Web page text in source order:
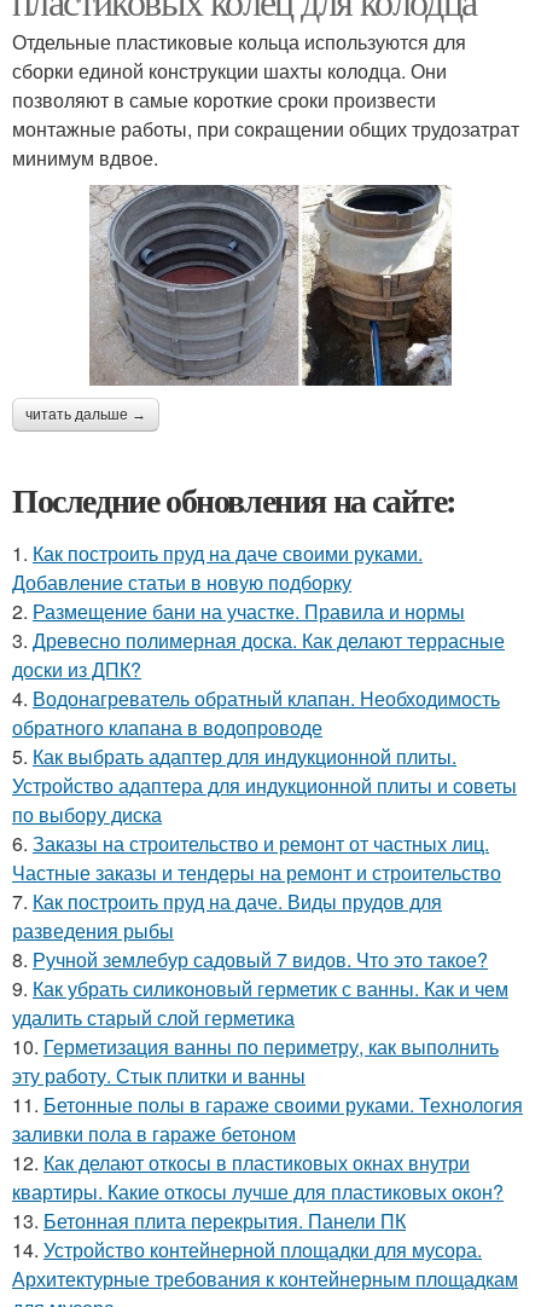
Отдельные пластиковые кольца используются для
сборки единой конструкции шахты колодца. Они
позволяют в самые короткие сроки произвести
монтажные работы, при сокращении общих трудозатрат
минимум вдвое.
читать дальше →
Последние обновления на сайте:
1. Как построить пруд на даче своими руками.
Добавление статьи в новую подборку
2. Размещение бани на участке. Правила и нормы
3. Древесно полимерная доска. Как делают террасные
доски из ДПК?
4. Водонагреватель обратный клапан. Необходимость
обратного клапана в водопроводе
5. Как выбрать адаптер для индукционной плиты.
Устройство адаптера для индукционной плиты и советы
по выбору диска
6. Заказы на строительство и ремонт от частных лиц.
Частные заказы и тендеры на ремонт и строительство
7. Как построить пруд на даче. Виды прудов для
разведения рыбы
8. Ручной землебур садовый 7 видов. Что это такое?
9. Как убрать силиконовый герметик с ванны. Как и чем
удалить старый слой герметика
10. Герметизация ванны по периметру, как выполнить
эту работу. Стык плитки и ванны
11. Бетонные полы в гараже своими руками. Технология
заливки пола в гараже бетоном
12. Как делают откосы в пластиковых окнах внутри
квартиры. Какие откосы лучше для пластиковых окон?
13. Бетонная плита перекрытия. Панели ПК
14. Устройство контейнерной площадки для мусора.
Архитектурные требования к контейнерным площадкам